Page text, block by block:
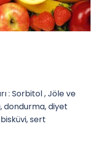
: Sorbitol , Jöle ve
dondurma, diyet
sert